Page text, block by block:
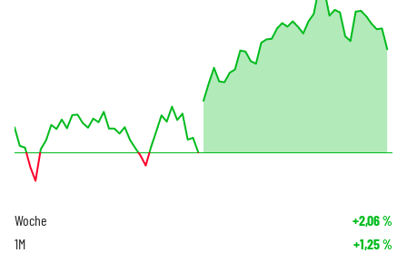
Woche +2,06%
1M +1,25%